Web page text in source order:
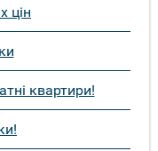
цін
квартири!